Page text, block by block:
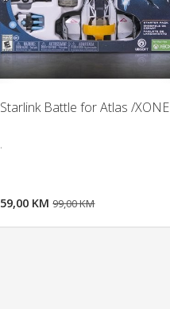
Starlink Battle for Atlas /XONE
.
59,00 KM 99,00 KM